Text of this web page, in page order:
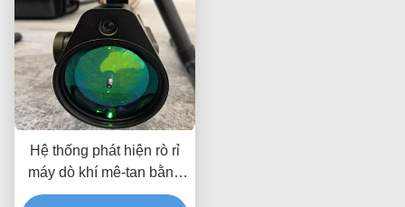
Hệ thống phát hiện rò rỉ
máy dò khí mê-tan bằng
laser ODM U10 cho DJI